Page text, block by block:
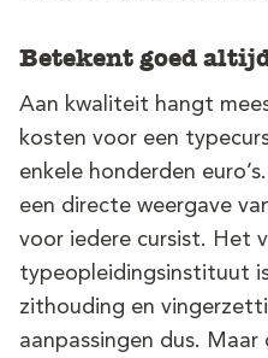
Betekent goed
Aan kwaliteit hangt
kosten voor een
enkele honderden
een directe weergave
voor iedere cursist. Het
typeopleidingsinstituut
zithouding en
aanpassingen dus.